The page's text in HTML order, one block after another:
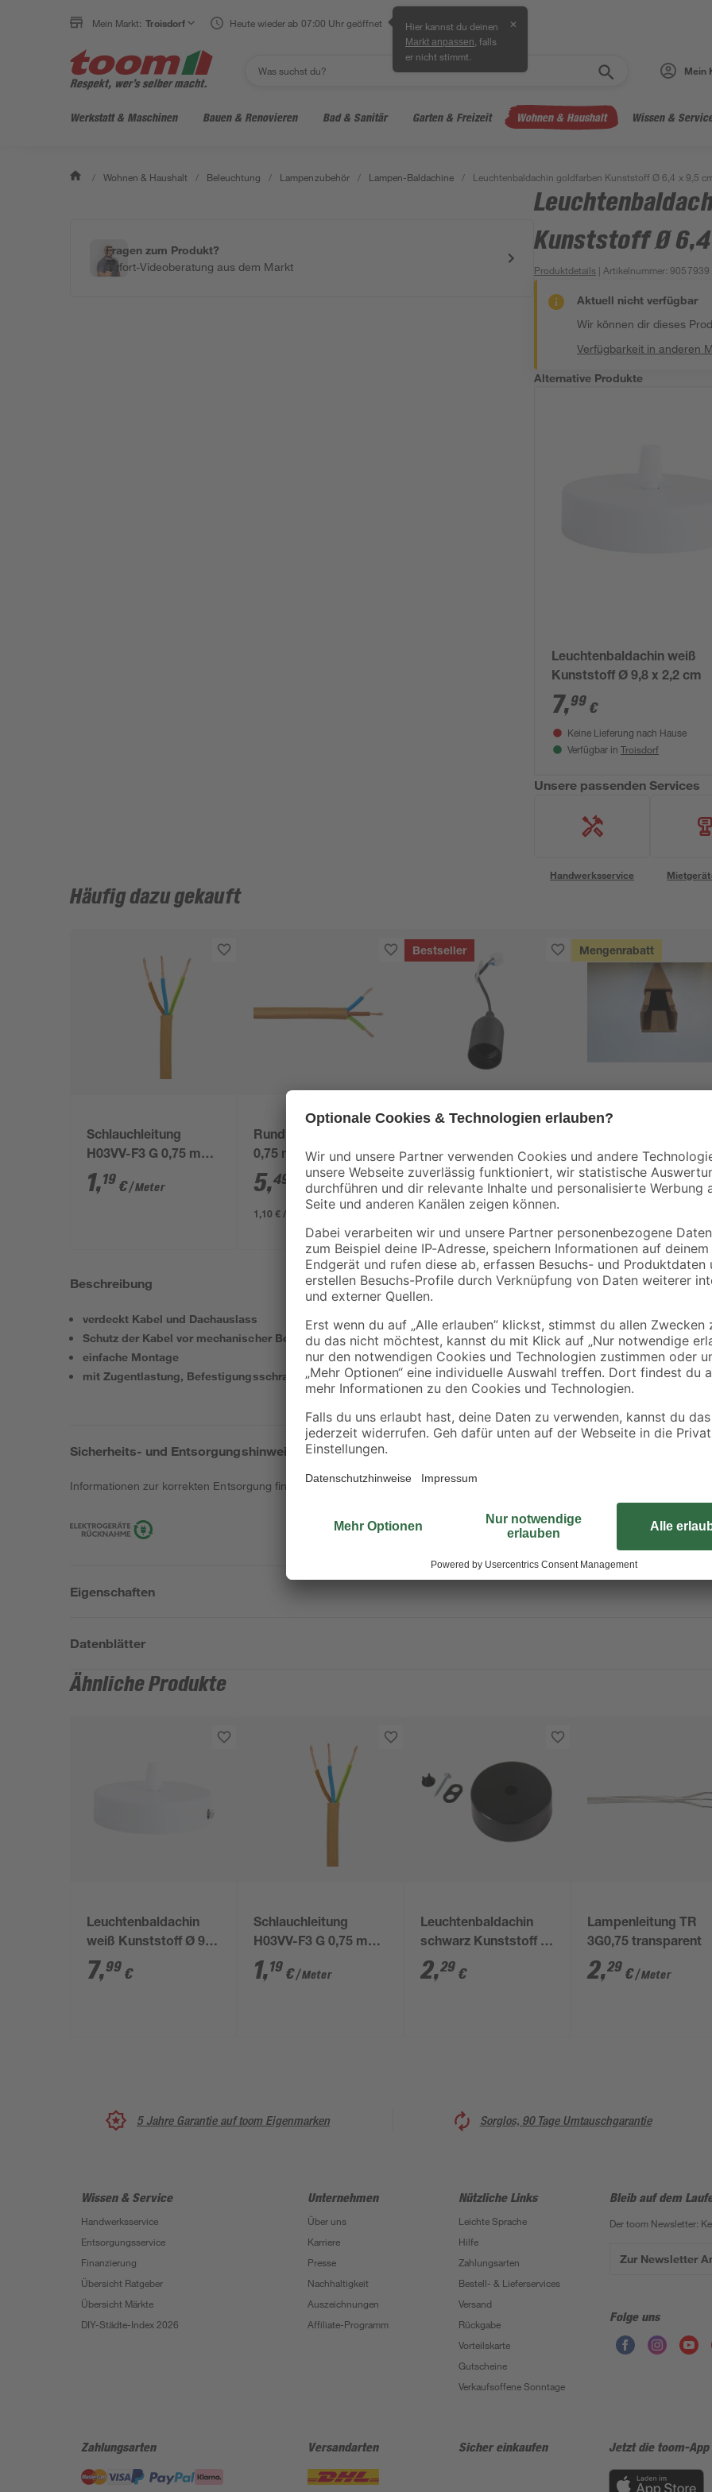
Mein Markt: Troisdorf Heute wieder ab 07:00 Uhr geöffnet Hier kannst du deinen
Markt anpassen , falls
er nicht stimmt.
✕
Mein
Werkstatt & Maschinen Bauen & Renovieren Bad & Sanitär Garten & Freizeit Wohnen & Haushalt Wissen &
/ Wohnen & Haushalt / Beleuchtung / Lampenzubehör / Lampen-Baldachine / Leuchtenbaldachin goldfarben Kunststoff Ø 6,4 x 9,5
Fragen zum Produkt?
Sofort-Videoberatung aus dem Markt
Kunststoff Ø
Produktdetails | Artikelnummer:9057939
Aktuell nicht verfügbar
Wir können dir dieses
Verfügbarkeit in anderen
Alternative Produkte
Leuchtenbaldachin weiß
Kunststoff Ø 9,8 x 2,2 cm
7,99 €
Keine Lieferung nach Hause
Verfügbar in Troisdorf
Unsere passenden Services
Handwerksservice
Häufig dazu gekauft
Schlauchleitung
H03VV-F3 G 0,75 mm²
gold
1,19 €/ Meter
Rundlitze HO3VV-F
0,75 mm² golden 3-
adrig 5 m
5,49
1,10 € / Meter
Bestseller
REV Ritter
weiß Kunststoff Ø 7 x
2,4 cm
3,79€
Mengenrabatt
eichefarben 2000 x
x 15 mm
4,39€
Beschreibung
verdeckt Kabel und Dachauslass
Schutz der Kabel vor mechanischer Belastung
einfache Montage
mit Zugentlastung, Befestigungsschrauben und Abdeckkappe
Der goldfarbene
zuverlässig und unauffällig.
werden Kabel darüber hinaus
geschützt. Mit den mitgelieferten
Probleme im Handumdrehen
unbedingt die Sicherung aus
Sicherheits- und Entsorgungshinweise
Informationen zur korrekten Entsorgung findest duhier.
Eigenschaften
Datenblätter
Ähnliche Produkte
Leuchtenbaldachin
weiß Kunststoff Ø 9,8
x 2,2 cm
7,99 €
Schlauchleitung
H03VV-F3 G 0,75 mm²
gold
1,19 €/ Meter
Leuchtenbaldachin
schwarz Kunststoff Ø
6,5 x 2,4 cm
2,29 €
Lampenleitung TR
3G0,75 transparent
2,29 €/ Meter
5 Jahre Garantie auf toom Eigenmarken Sorglos, 90 Tage Umtauschgarantie
Wissen & Service
Handwerksservice
Entsorgungsservice
Finanzierung
Übersicht Ratgeber
Übersicht Märkte
DIY-Städte-Index 2026
Unternehmen
Über uns
Karriere
Presse
Nachhaltigkeit
Auszeichnungen
Affiliate-Programm
Nützliche Links
Leichte Sprache
Hilfe
Zahlungsarten
Bestell- & Lieferservices
Versand
Rückgabe
Vorteilskarte
Gutscheine
Verkaufsoffene Sonntage
Bleib auf dem
Der toom Newsletter:
Zur Newsletter
Folge uns
Zahlungsarten Versandarten Sicher einkaufen Jetzt die toom-